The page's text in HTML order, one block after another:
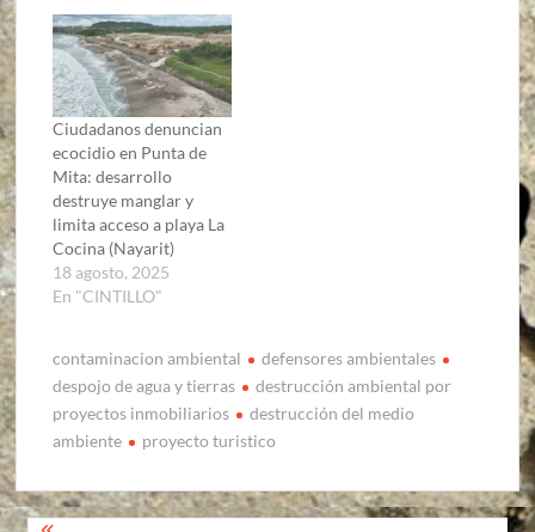
Ciudadanos denuncian
ecocidio en Punta de
Mita: desarrollo
destruye manglar y
limita acceso a playa La
Cocina (Nayarit)
18 agosto, 2025
En "CINTILLO"
contaminacion ambiental
defensores ambientales
despojo de agua y tierras
destrucción ambiental por
proyectos inmobiliarios
destrucción del medio
ambiente
proyecto turistico